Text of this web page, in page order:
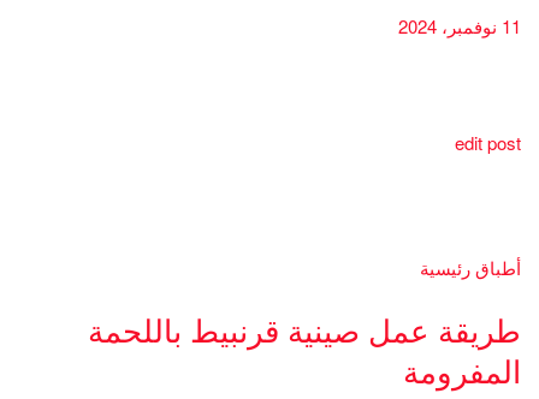
11 نوفمبر، 2024
edit post
أطباق رئيسية
طريقة عمل صينية قرنبيط باللحمة
المفرومة